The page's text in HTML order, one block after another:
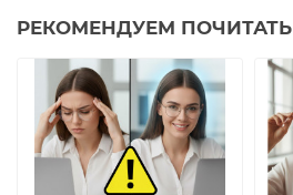
РЕКОМЕНДУЕМ ПОЧИТАТЬ